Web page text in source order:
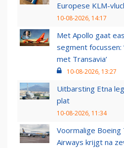
Europese KLM-
10-08-2026, 14:17
Met Apollo gaat
segment focussen:
met Transavia’
10-08-2026, 13:27
Uitbarsting Etna
plat
10-08-2026, 11:34
Voormalige
Airways krijgt na